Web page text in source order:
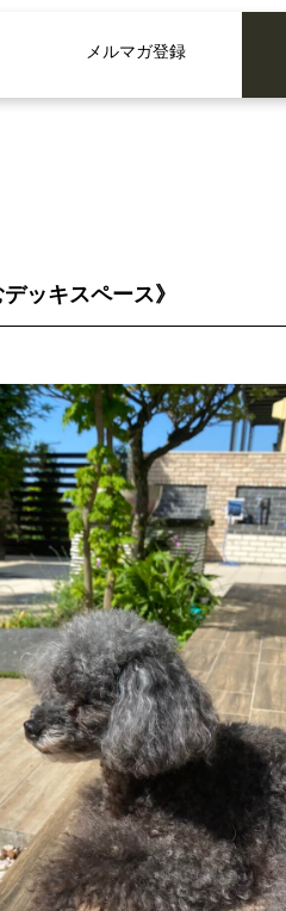
メルマガ登録
ッキスペース》